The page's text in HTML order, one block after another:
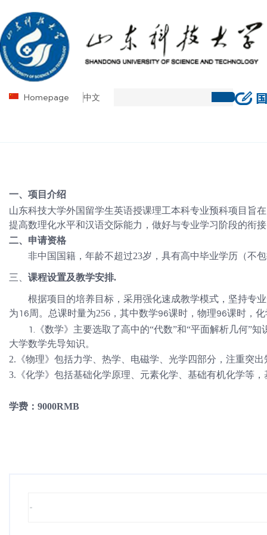
Homepage 中文
一、项目介绍
山东科技大学外国留学生英语授课理工本科专业预科项目旨
提高数理化水平和汉语交际能力，做好与专业学习阶段的衔
二、申请资格
非中国国籍，年龄不超过23岁，具有高中毕业学历（不
三、 课程设置及教学安排.
根据项目的培养目标，采用强化速成教学模式，坚持专
为16周。总课时量为256 ，其中数学96课时，物理96课时，化
1. 《数学》主要选取了高中的“代数”和“平面解析几何”
大学数学先导知识。
2.《物理》包括力学、热学、电磁学、光学四部分，注重突
3.《化学》包括基础化学原理、元素化学、基础有机化学等
学费： 9000RMB